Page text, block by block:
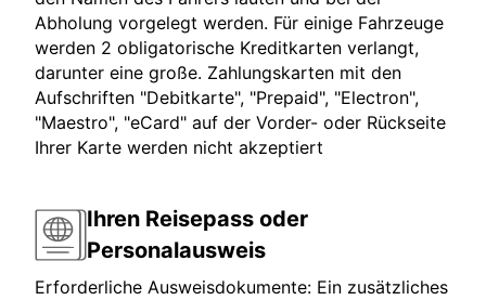
Abholung vorgelegt werden. Für einige Fahrzeuge
werden 2 obligatorische Kreditkarten verlangt,
darunter eine große. Zahlungskarten mit den
Aufschriften "Debitkarte", "Prepaid", "Electron",
"Maestro", "eCard" auf der Vorder- oder Rückseite
Ihrer Karte werden nicht akzeptiert
Ihren Reisepass oder
Personalausweis
Erforderliche Ausweisdokumente: Ein zusätzliches